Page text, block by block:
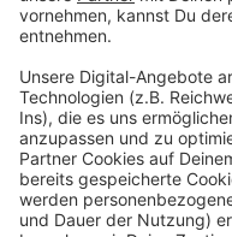
Anzeige
Anzeige